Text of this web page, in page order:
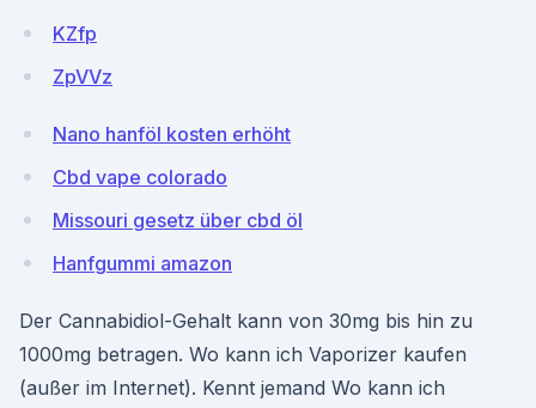
KZfp
ZpVVz
Nano hanföl kosten erhöht
Cbd vape colorado
Missouri gesetz über cbd öl
Hanfgummi amazon
Der Cannabidiol-Gehalt kann von 30mg bis hin zu
1000mg betragen. Wo kann ich Vaporizer kaufen
(außer im Internet). Kennt jemand Wo kann ich